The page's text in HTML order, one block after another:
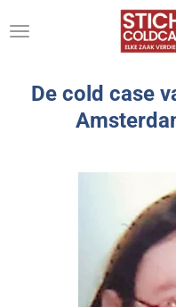
direct
hoofdinhoud
De cold case